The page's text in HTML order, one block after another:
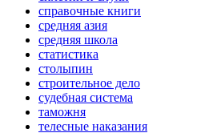
справочные книги
средняя азия
средняя школа
статистика
столыпин
строительное дело
судебная система
таможня
телесные наказания